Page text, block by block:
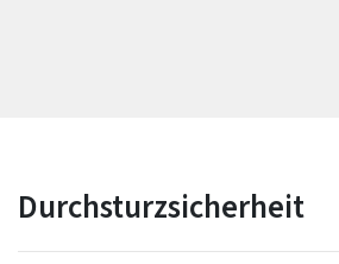
Durchsturzsicherheit